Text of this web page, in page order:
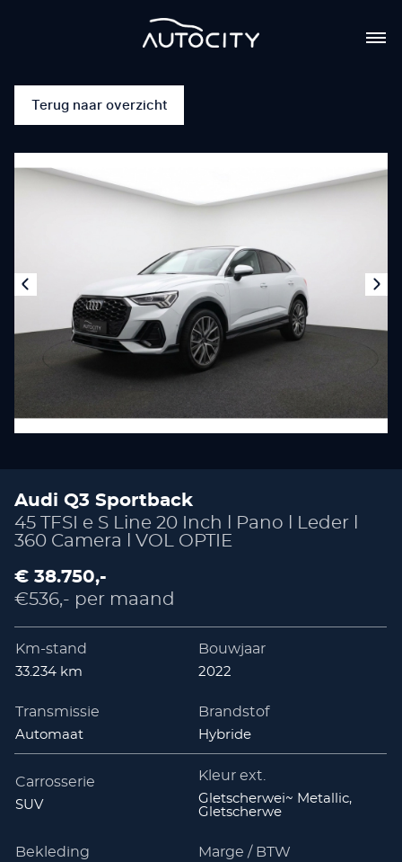
Terug naar overzicht
Audi Q3 Sportback
45 TFSI e S Line 20 Inch l Pano l Leder l
360 Camera l VOL OPTIE
€ 38.750,-
€536,- per maand
Km-stand
33.234 km
Bouwjaar
2022
Transmissie
Automaat
Brandstof
Hybride
Carrosserie
SUV
Kleur ext.
Gletscherwei~ Metallic,
Gletscherwe
Bekleding Marge / BTW